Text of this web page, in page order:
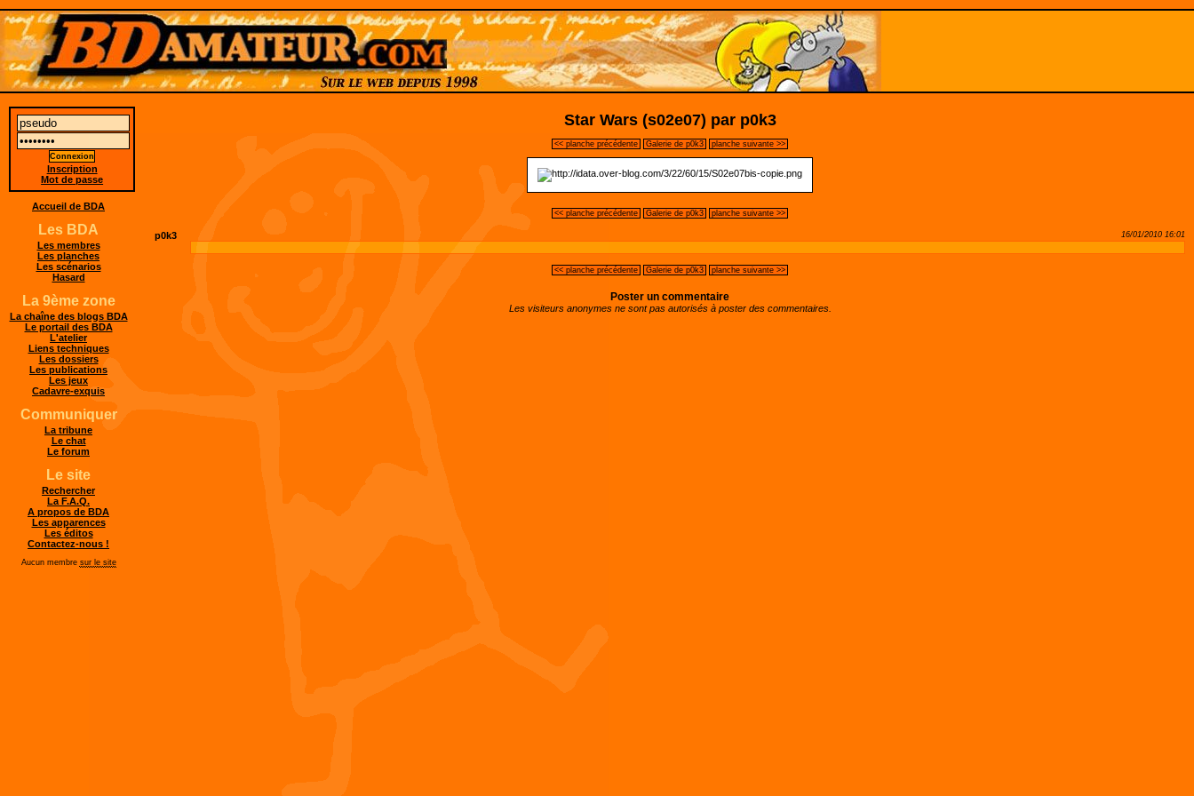
Star Wars (s02e07) par p0k3
<< planche précédente Galerie de p0k3 planche suivante >>
<< planche précédente Galerie de p0k3 planche suivante >>
16/01/2010 16:01
p0k3
<< planche précédente Galerie de p0k3 planche suivante >>
Poster un commentaire
Les visiteurs anonymes ne sont pas autorisés à poster des commentaires.
Inscription
Mot de passe
Accueil de BDA
Les BDA
Les membres
Les planches
Les scénarios
Hasard
La 9ème zone
La chaîne des blogs BDA
Le portail des BDA
L'atelier
Liens techniques
Les dossiers
Les publications
Les jeux
Cadavre-exquis
Communiquer
La tribune
Le chat
Le forum
Le site
Rechercher
La F.A.Q.
A propos de BDA
Les apparences
Les éditos
Contactez-nous !
Aucun membre sur le site